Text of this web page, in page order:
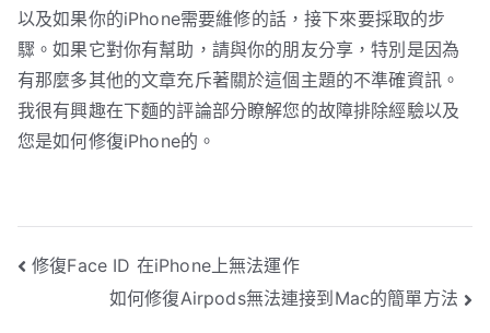
以及如果你的iPhone需要維修的話，接下來要採取的步
驟。如果它對你有幫助，請與你的朋友分享，特別是因為
有那麼多其他的文章充斥著關於這個主題的不準確資訊。
我很有興趣在下麵的評論部分瞭解您的故障排除經驗以及
您是如何修復iPhone的。
文
修復Face ID 在iPhone上無法運作
如何修復Airpods無法連接到Mac的簡單方法